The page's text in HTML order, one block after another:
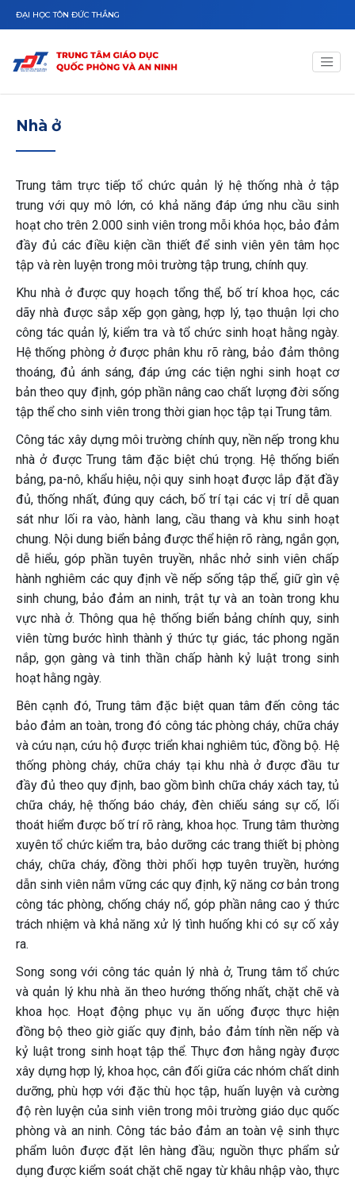
Nhảy đến nội dung
ĐẠI HỌC TÔN ĐỨC THẮNG
Nhà ở
Trung tâm trực tiếp tổ chức quản lý hệ thống nhà ở tập
trung với quy mô lớn, có khả năng đáp ứng nhu cầu sinh
hoạt cho trên 2.000 sinh viên trong mỗi khóa học, bảo đảm
đầy đủ các điều kiện cần thiết để sinh viên yên tâm học
tập và rèn luyện trong môi trường tập trung, chính quy.
Khu nhà ở được quy hoạch tổng thể, bố trí khoa học, các
dãy nhà được sắp xếp gọn gàng, hợp lý, tạo thuận lợi cho
công tác quản lý, kiểm tra và tổ chức sinh hoạt hằng ngày.
Hệ thống phòng ở được phân khu rõ ràng, bảo đảm thông
thoáng, đủ ánh sáng, đáp ứng các tiện nghi sinh hoạt cơ
bản theo quy định, góp phần nâng cao chất lượng đời sống
tập thể cho sinh viên trong thời gian học tập tại Trung tâm.
Công tác xây dựng môi trường chính quy, nền nếp trong khu
nhà ở được Trung tâm đặc biệt chú trọng. Hệ thống biển
bảng, pa-nô, khẩu hiệu, nội quy sinh hoạt được lắp đặt đầy
đủ, thống nhất, đúng quy cách, bố trí tại các vị trí dễ quan
sát như lối ra vào, hành lang, cầu thang và khu sinh hoạt
chung. Nội dung biển bảng được thể hiện rõ ràng, ngắn gọn,
dễ hiểu, góp phần tuyên truyền, nhắc nhở sinh viên chấp
hành nghiêm các quy định về nếp sống tập thể, giữ gìn vệ
sinh chung, bảo đảm an ninh, trật tự và an toàn trong khu
vực nhà ở. Thông qua hệ thống biển bảng chính quy, sinh
viên từng bước hình thành ý thức tự giác, tác phong ngăn
nắp, gọn gàng và tinh thần chấp hành kỷ luật trong sinh
hoạt hằng ngày.
Bên cạnh đó, Trung tâm đặc biệt quan tâm đến công tác
bảo đảm an toàn, trong đó công tác phòng cháy, chữa cháy
và cứu nạn, cứu hộ được triển khai nghiêm túc, đồng bộ. Hệ
thống phòng cháy, chữa cháy tại khu nhà ở được đầu tư
đầy đủ theo quy định, bao gồm bình chữa cháy xách tay, tủ
chữa cháy, hệ thống báo cháy, đèn chiếu sáng sự cố, lối
thoát hiểm được bố trí rõ ràng, khoa học. Trung tâm thường
xuyên tổ chức kiểm tra, bảo dưỡng các trang thiết bị phòng
cháy, chữa cháy, đồng thời phối hợp tuyên truyền, hướng
dẫn sinh viên nắm vững các quy định, kỹ năng cơ bản trong
công tác phòng, chống cháy nổ, góp phần nâng cao ý thức
trách nhiệm và khả năng xử lý tình huống khi có sự cố xảy
ra.
Song song với công tác quản lý nhà ở, Trung tâm tổ chức
và quản lý khu nhà ăn theo hướng thống nhất, chặt chẽ và
khoa học. Hoạt động phục vụ ăn uống được thực hiện
đồng bộ theo giờ giấc quy định, bảo đảm tính nền nếp và
kỷ luật trong sinh hoạt tập thể. Thực đơn hằng ngày được
xây dựng hợp lý, khoa học, cân đối giữa các nhóm chất dinh
dưỡng, phù hợp với đặc thù học tập, huấn luyện và cường
độ rèn luyện của sinh viên trong môi trường giáo dục quốc
phòng và an ninh. Công tác bảo đảm an toàn vệ sinh thực
phẩm luôn được đặt lên hàng đầu; nguồn thực phẩm sử
dụng được kiểm soát chặt chẽ ngay từ khâu nhập vào, thực